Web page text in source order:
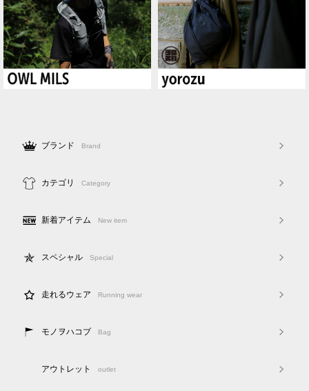
ブランド Brand
カテゴリ Category
新着アイテム New item
スペシャル Special
走れるウェア Running wear
モノヲハコブ Bag
アウトレット outlet